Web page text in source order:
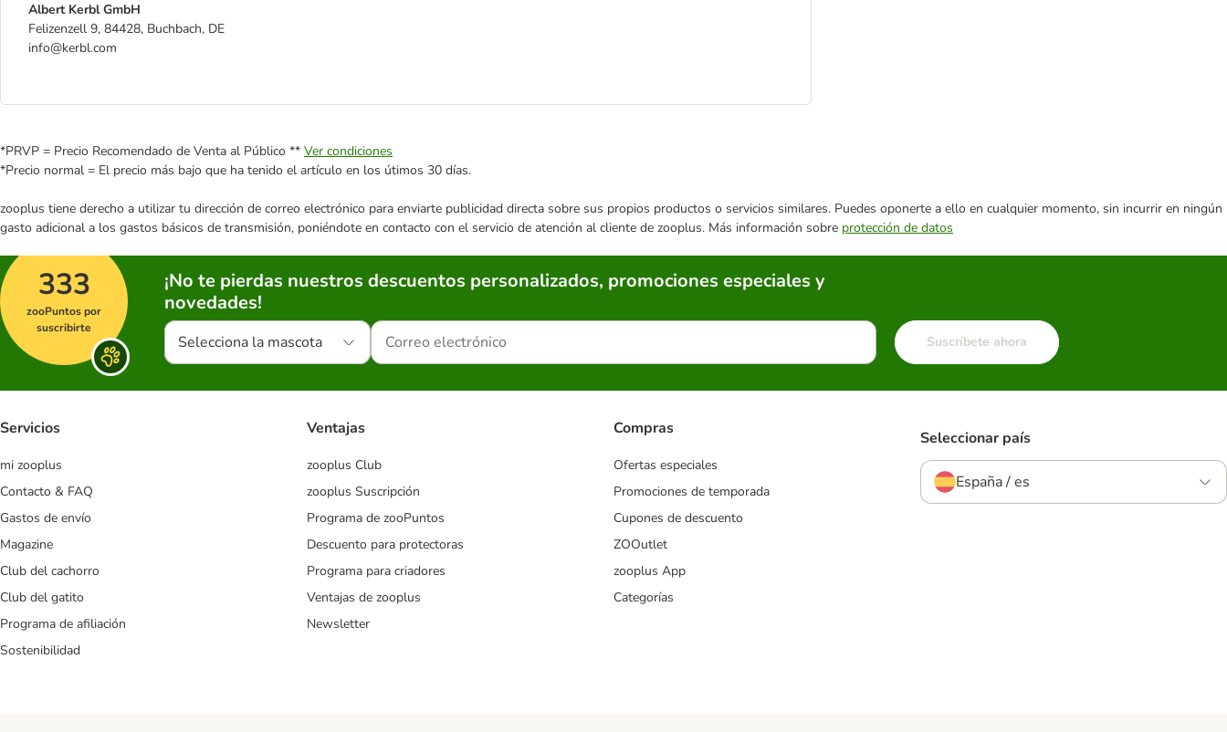
Albert Kerbl GmbH
Felizenzell 9, 84428, Buchbach, DE
info@kerbl.com
*PRVP = Precio Recomendado de Venta al Público ** Ver condiciones
*Precio normal = El precio más bajo que ha tenido el artículo en los útimos 30 días.
zooplus tiene derecho a utilizar tu dirección de correo electrónico para enviarte publicidad directa sobre sus propios productos o servicios similares. Puedes oponerte a ello en cualquier momento, sin incurrir en ningún
gasto adicional a los gastos básicos de transmisión, poniéndote en contacto con el servicio de atención al cliente de zooplus. Más información sobre protección de datos
333
zooPuntos por
suscribirte
¡No te pierdas nuestros descuentos personalizados, promociones especiales y
novedades!
Selecciona la mascota Suscríbete ahora
Servicios
mi zooplus
Contacto & FAQ
Gastos de envío
Magazine
Club del cachorro
Club del gatito
Programa de afiliación
Sostenibilidad
Ventajas
zooplus Club
zooplus Suscripción
Programa de zooPuntos
Descuento para protectoras
Programa para criadores
Ventajas de zooplus
Newsletter
Compras
Ofertas especiales
Promociones de temporada
Cupones de descuento
ZOOutlet
zooplus App
Categorías
Seleccionar país
España / es